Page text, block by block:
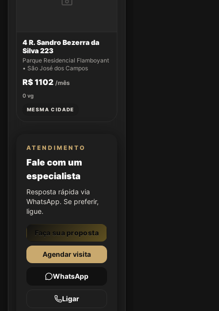
4 R. Sandro Bezerra da
Silva 223
Parque Residencial Flamboyant
• São José dos Campos
R$ 1102 /mês
0 vg
MESMA CIDADE
ATENDIMENTO
Fale com um
especialista
Resposta rápida via
WhatsApp. Se preferir,
ligue.
Faça sua proposta
Agendar visita
WhatsApp
Ligar